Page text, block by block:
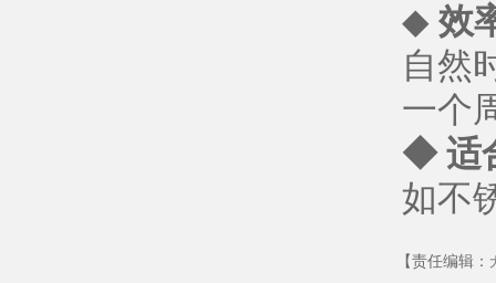
◆效
自然
一个
◆ 适
如不
【责任编辑：